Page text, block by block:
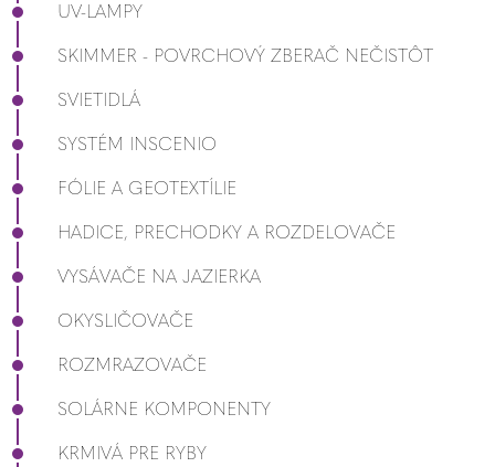
UV-LAMPY
SKIMMER - POVRCHOVÝ ZBERAČ NEČISTÔT
SVIETIDLÁ
SYSTÉM INSCENIO
FÓLIE A GEOTEXTÍLIE
HADICE, PRECHODKY A ROZDELOVAČE
VYSÁVAČE NA JAZIERKA
OKYSLIČOVAČE
ROZMRAZOVAČE
SOLÁRNE KOMPONENTY
KRMIVÁ PRE RYBY